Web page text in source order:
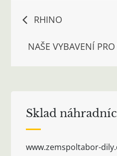
Navigace
pro
RHINO
NAŠE VYBAVENÍ
Sklad
www.zemspoltabor-